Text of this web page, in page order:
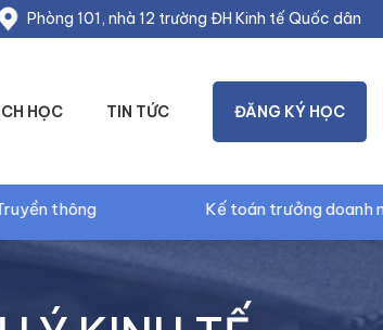
Phòng 101, nhà 12 trường ĐH Kinh tế Quốc dân
HỌC TIN TỨC ĐĂNG KÝ HỌC
Kế toán trưởng doanh nghiệp